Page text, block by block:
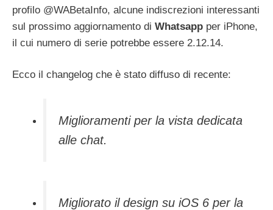
profilo @WABetaInfo, alcune indiscrezioni interessanti
sul prossimo aggiornamento di Whatsapp per iPhone,
il cui numero di serie potrebbe essere 2.12.14.
Ecco il changelog che è stato diffuso di recente:
Miglioramenti per la vista dedicata
alle chat.
Migliorato il design su iOS 6 per la